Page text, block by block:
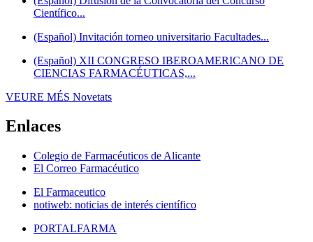
Científico...
(Español) Invitación torneo universitario Facultades...
(Español) XII CONGRESO IBEROAMERICANO DE
CIENCIAS FARMACÉUTICAS,...
VEURE MÉS Novetats
Enlaces
Colegio de Farmacéuticos de Alicante
El Correo Farmacéutico
El Farmaceutico
notiweb: noticias de interés científico
PORTALFARMA